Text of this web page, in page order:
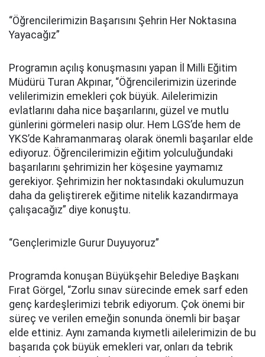
“Öğrencilerimizin Başarısını Şehrin Her Noktasına
Yayacağız”
Programın açılış konuşmasını yapan İl Milli Eğitim
Müdürü Turan Akpınar, “Öğrencilerimizin üzerinde
velilerimizin emekleri çok büyük. Ailelerimizin
evlatlarını daha nice başarılarını, güzel ve mutlu
günlerini görmeleri nasip olur. Hem LGS’de hem de
YKS’de Kahramanmaraş olarak önemli başarılar elde
ediyoruz. Öğrencilerimizin eğitim yolculuğundaki
başarılarını şehrimizin her köşesine yaymamız
gerekiyor. Şehrimizin her noktasındaki okulumuzun
daha da geliştirerek eğitime nitelik kazandırmaya
çalışacağız” diye konuştu.
“Gençlerimizle Gurur Duyuyoruz”
Programda konuşan Büyükşehir Belediye Başkanı
Fırat Görgel, “Zorlu sınav sürecinde emek sarf eden
genç kardeşlerimizi tebrik ediyorum. Çok önemi bir
süreç ve verilen emeğin sonunda önemli bir başar
elde ettiniz. Aynı zamanda kıymetli ailelerimizin de bu
başarıda çok büyük emekleri var, onları da tebrik